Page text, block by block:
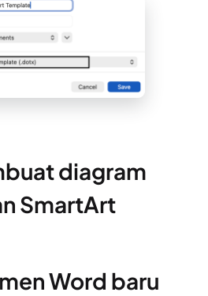
diagram
SmartArt
Word baru